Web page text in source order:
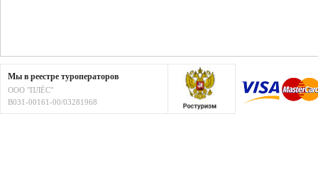
Мы в реестре туроператоров
ООО "ПЛЁС"
В031-00161-00/03281968